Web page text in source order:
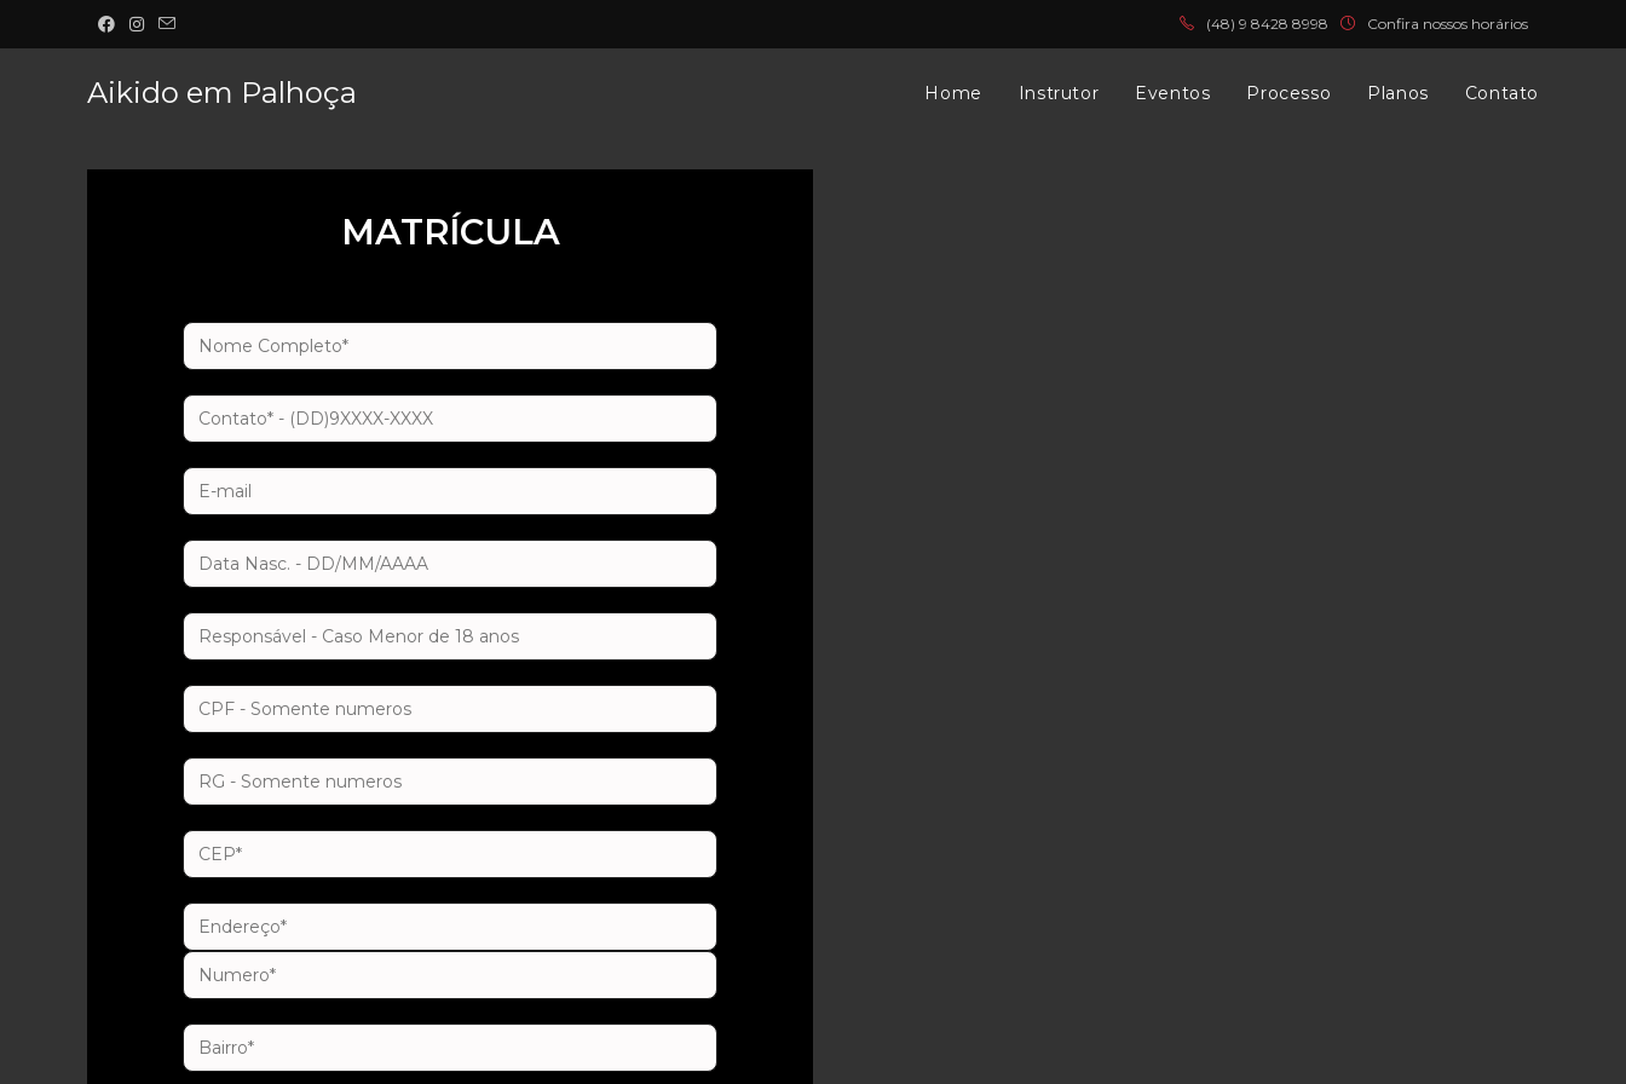
(48) 9 8428 8998 Confira nossos horários
Aikido em Palhoça Home Instrutor Eventos Processo Planos Contato
MATRÍCULA